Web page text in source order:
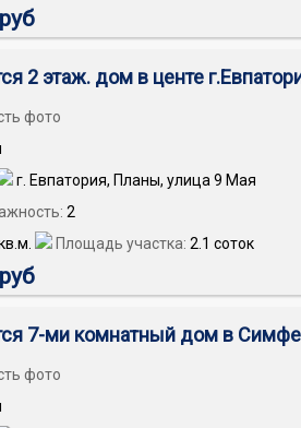
2 этаж. дом в центе
фото
г. Евпатория, Планы, улица 9 Мая
2
Площадь участка: 2.1 соток
7-ми комнатный дом в
фото